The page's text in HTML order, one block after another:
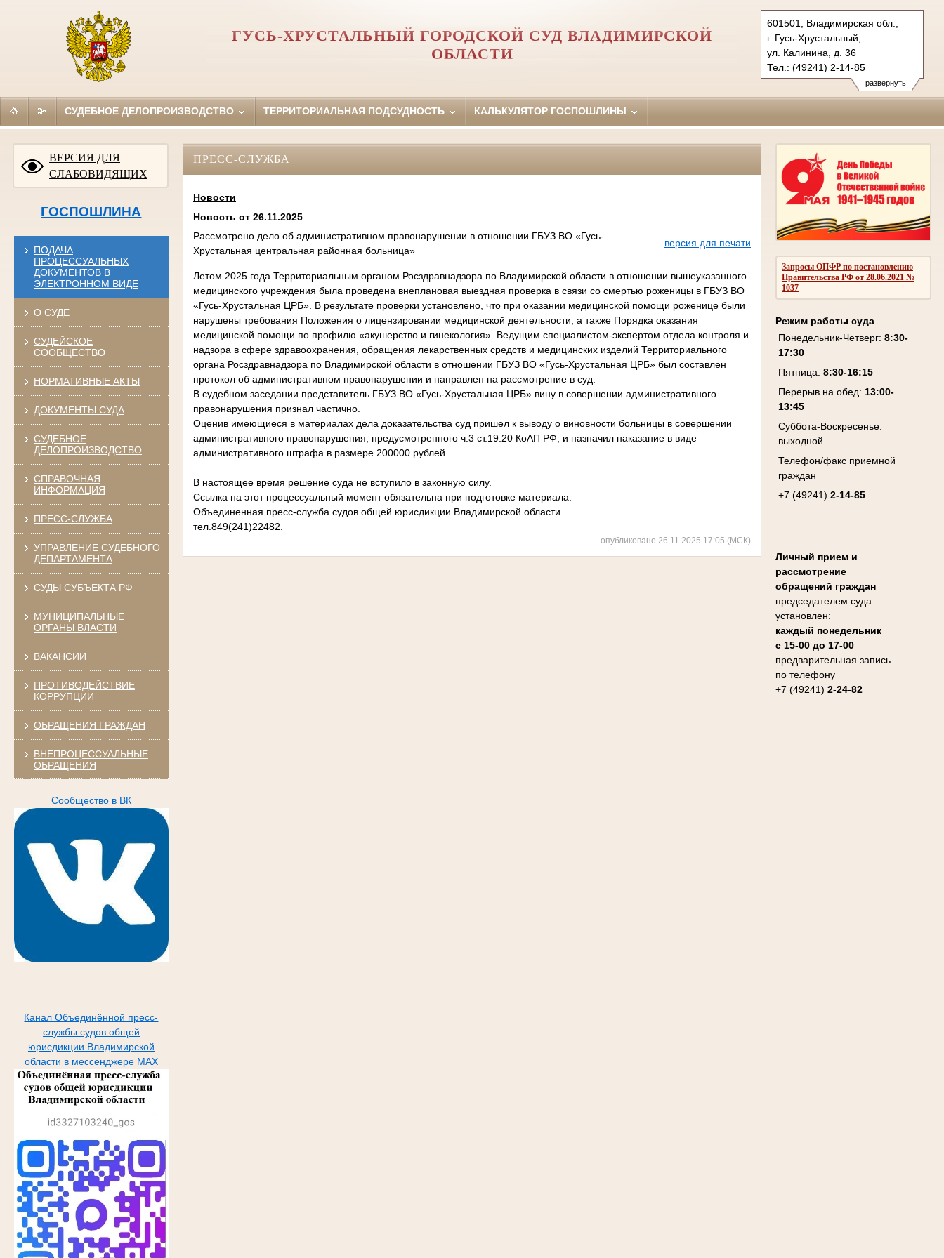
развернуть
601501, Владимирская обл.,
г. Гусь-Хрустальный,
ул. Калинина, д. 36
Тел.: (49241) 2-14-85
gus-hrustalsky.wld@sudrf.ru
ГУСЬ-ХРУСТАЛЬНЫЙ ГОРОДСКОЙ СУД ВЛАДИМИРСКОЙ
ОБЛАСТИ
СУДЕБНОЕ ДЕЛОПРОИЗВОДСТВО ТЕРРИТОРИАЛЬНАЯ ПОДСУДНОСТЬ КАЛЬКУЛЯТОР ГОСПОШЛИНЫ
ВЕРСИЯ ДЛЯ
СЛАБОВИДЯЩИХ
ГОСПОШЛИНА
ПОДАЧА
ПРОЦЕССУАЛЬНЫХ
ДОКУМЕНТОВ В
ЭЛЕКТРОННОМ ВИДЕ
О СУДЕ
СУДЕЙСКОЕ
СООБЩЕСТВО
НОРМАТИВНЫЕ АКТЫ
ДОКУМЕНТЫ СУДА
СУДЕБНОЕ
ДЕЛОПРОИЗВОДСТВО
СПРАВОЧНАЯ
ИНФОРМАЦИЯ
ПРЕСС-СЛУЖБА
УПРАВЛЕНИЕ СУДЕБНОГО
ДЕПАРТАМЕНТА
СУДЫ СУБЪЕКТА РФ
МУНИЦИПАЛЬНЫЕ
ОРГАНЫ ВЛАСТИ
ВАКАНСИИ
ПРОТИВОДЕЙСТВИЕ
КОРРУПЦИИ
ОБРАЩЕНИЯ ГРАЖДАН
ВНЕПРОЦЕССУАЛЬНЫЕ
ОБРАЩЕНИЯ
Сообщество в ВК
Канал Объединённой пресс-
службы судов общей
юрисдикции Владимирской
области в мессенджере МАХ
Запросы ОПФР по постановлению
Правительства РФ от 28.06.2021 №
1037
Режим работы суда
Понедельник-Четверг: 8:30-
17:30
Пятница: 8:30-16:15
Перерыв на обед: 13:00-
13:45
Суббота-Воскресенье:
выходной
Телефон/факс приемной
граждан
+7 (49241) 2-14-85
Личный прием и
рассмотрение
обращений граждан
председателем суда
установлен:
каждый понедельник
с 15-00 до 17-00
предварительная запись
по телефону
+7 (49241) 2-24-82
ПРЕСС-СЛУЖБА
Новости
Новость от 26.11.2025
Рассмотрено дело об административном правонарушении в отношении ГБУЗ ВО «Гусь-
Хрустальная центральная районная больница»
версия для печати
Летом 2025 года Территориальным органом Росздравнадзора по Владимирской области в отношении вышеуказанного
медицинского учреждения была проведена внеплановая выездная проверка в связи со смертью роженицы в ГБУЗ ВО
«Гусь-Хрустальная ЦРБ». В результате проверки установлено, что при оказании медицинской помощи роженице были
нарушены требования Положения о лицензировании медицинской деятельности, а также Порядка оказания
медицинской помощи по профилю «акушерство и гинекология». Ведущим специалистом-экспертом отдела контроля и
надзора в сфере здравоохранения, обращения лекарственных средств и медицинских изделий Территориального
органа Росздравнадзора по Владимирской области в отношении ГБУЗ ВО «Гусь-Хрустальная ЦРБ» был составлен
протокол об административном правонарушении и направлен на рассмотрение в суд.
В судебном заседании представитель ГБУЗ ВО «Гусь-Хрустальная ЦРБ» вину в совершении административного
правонарушения признал частично.
Оценив имеющиеся в материалах дела доказательства суд пришел к выводу о виновности больницы в совершении
административного правонарушения, предусмотренного ч.3 ст.19.20 КоАП РФ, и назначил наказание в виде
административного штрафа в размере 200000 рублей.
В настоящее время решение суда не вступило в законную силу.
Ссылка на этот процессуальный момент обязательна при подготовке материала.
Объединенная пресс-служба судов общей юрисдикции Владимирской области
тел.849(241)22482.
опубликовано 26.11.2025 17:05 (МСК)